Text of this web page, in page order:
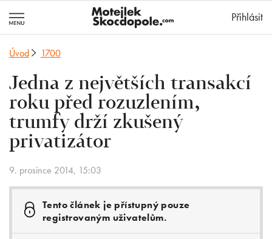
Přihlásit
Úvod 1700
Jedna z největších transakcí
roku před rozuzlením,
trumfy drží zkušený
privatizátor
9. prosince 2014, 15:03
Tento článek je přístupný pouze
registrovaným uživatelům.